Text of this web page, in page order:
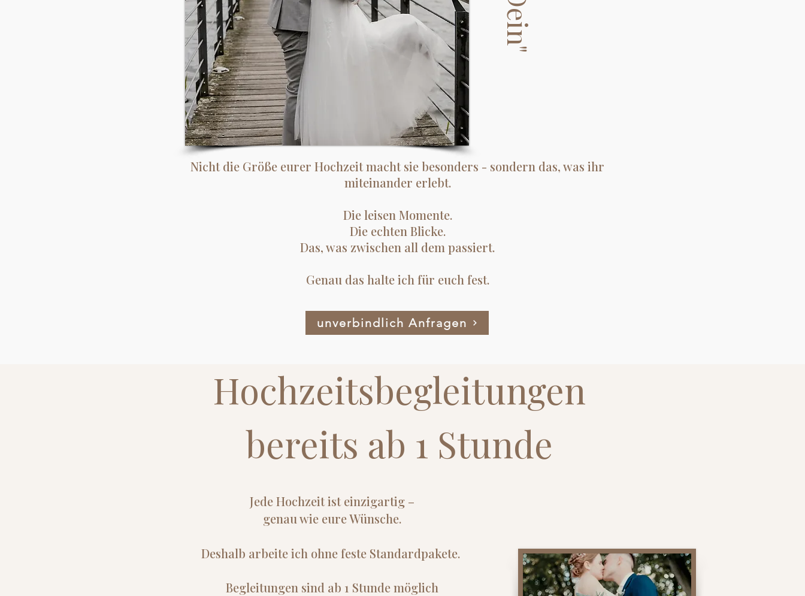
Nicht die Größe eurer Hochzeit macht sie besonders - sondern das, was ihr
miteinander erlebt.
Die leisen Momente.
Die echten Blicke.
Das, was zwischen all dem passiert.
Genau das halte ich für euch fest.
unverbindlich Anfragen
Hochzeitsbegleitungen
bereits ab 1 Stunde
Jede Hochzeit ist einzigartig –
genau wie eure Wünsche.
Deshalb arbeite ich ohne feste Standardpakete.
Begleitungen sind ab 1 Stunde möglich